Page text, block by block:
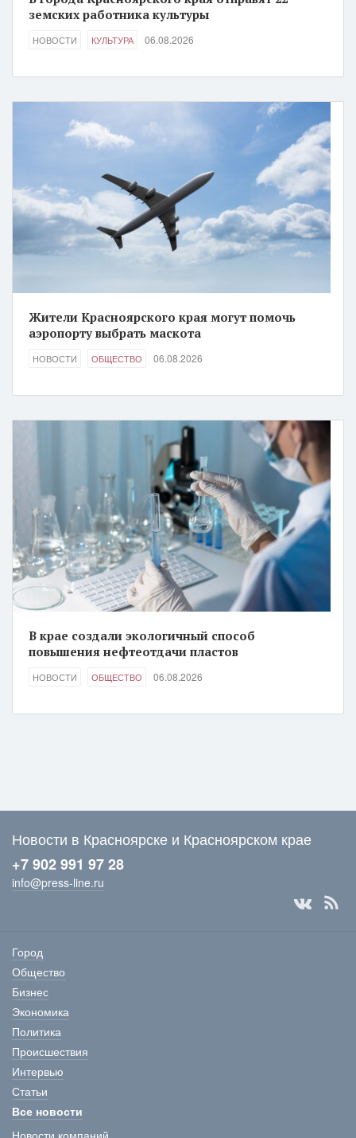
земских работника культуры
НОВОСТИ КУЛЬТУРА 06.08.2026
Жители Красноярского края могут помочь
аэропорту выбрать маскота
НОВОСТИ ОБЩЕСТВО 06.08.2026
В крае создали экологичный способ
повышения нефтеотдачи пластов
НОВОСТИ ОБЩЕСТВО 06.08.2026
Новости в Красноярске и Красноярском крае
+7 902 991 97 28
info@press-line.ru
Город
Общество
Бизнес
Экономика
Политика
Происшествия
Интервью
Статьи
Все новости
Новости компаний